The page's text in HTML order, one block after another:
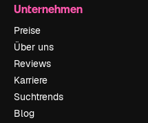
Unternehmen
Preise
Über uns
Reviews
Karriere
Suchtrends
Blog